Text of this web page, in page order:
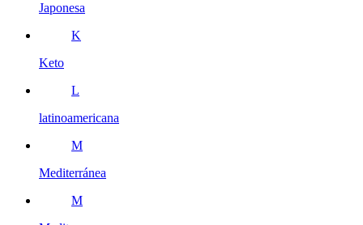
Japonesa
K
Keto
L
latinoamericana
M
Mediterránea
M